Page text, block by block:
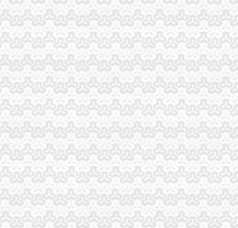
力发展微型企业
点发展任务
先行赔偿机制
疾人微型企业
议政风行风工作实施方案
分公司注销期间食品安全监管
司工商专报信息作出批示
究加行政执法与刑事司法衔接工作
公司注销调研非公建工作